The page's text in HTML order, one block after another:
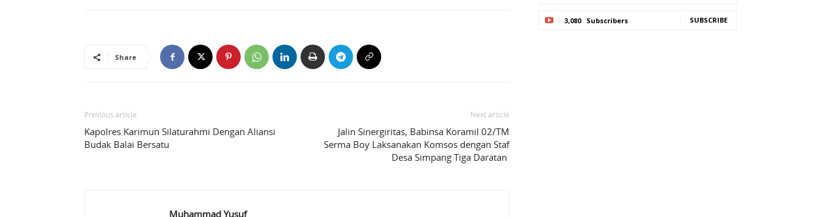
Share
Previous article
Kapolres Karimun Silaturahmi Dengan Aliansi
Budak Balai Bersatu
Next article
Jalin Sinergiritas, Babinsa Koramil 02/TM
Serma Boy Laksanakan Komsos dengan Staf
Desa Simpang Tiga Daratan
Muhammad Yusuf
3,080 Subscribers SUBSCRIBE